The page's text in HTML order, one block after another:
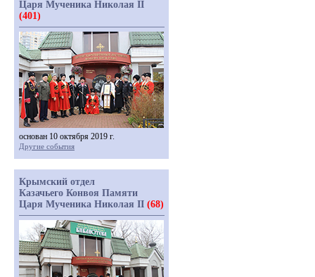
Царя Мученика Николая II
(401)
основан 10 октября 2019 г.
Другие события
Крымский отдел
Казачьего Конвоя Памяти
Царя Мученика Николая II (68)